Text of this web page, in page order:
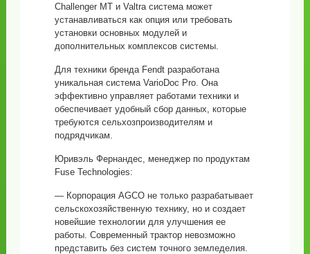
Challenger MT и Valtra система может
устанавливаться как опция или требовать
установки основных модулей и
дополнительных комплексов системы.
Для техники бренда Fendt разработана
уникальная система VarioDoc Pro. Она
эффективно управляет работами техники и
обеспечивает удобный сбор данных, которые
требуются сельхозпроизводителям и
подрядчикам.
Юривэль Фернандес, менеджер по продуктам
Fuse Technologies:
— Корпорация AGCO не только разрабатывает
сельскохозяйственную технику, но и создает
новейшие технологии для улучшения ее
работы. Современный трактор невозможно
представить без систем точного земледелия.